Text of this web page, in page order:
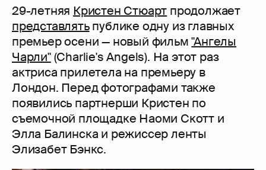
29-летняя Кристен Стюарт продолжает
представлятьпублике одну из главных
премьер осени — новый фильм"Ангелы
Чарли"(Charlie's Angels). На этот раз
актриса прилетела на премьеру в
Лондон. Перед фотографами также
появились партнерши Кристен по
съемочной площадке Наоми Скотт и
Элла Балинска и режиссер ленты
Элизабет Бэнкс.